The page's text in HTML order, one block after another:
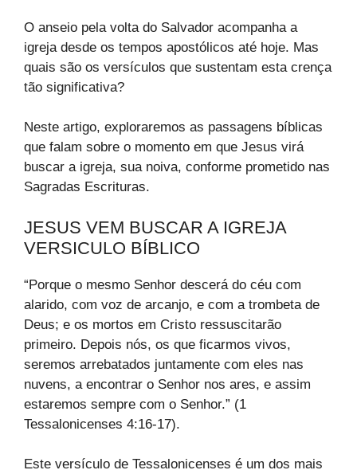
O anseio pela volta do Salvador acompanha a
igreja desde os tempos apostólicos até hoje. Mas
quais são os versículos que sustentam esta crença
tão significativa?
Neste artigo, exploraremos as passagens bíblicas
que falam sobre o momento em que Jesus virá
buscar a igreja, sua noiva, conforme prometido nas
Sagradas Escrituras.
JESUS VEM BUSCAR A IGREJA
VERSICULO BÍBLICO
“Porque o mesmo Senhor descerá do céu com
alarido, com voz de arcanjo, e com a trombeta de
Deus; e os mortos em Cristo ressuscitarão
primeiro. Depois nós, os que ficarmos vivos,
seremos arrebatados juntamente com eles nas
nuvens, a encontrar o Senhor nos ares, e assim
estaremos sempre com o Senhor.” (1
Tessalonicenses 4:16-17).
Este versículo de Tessalonicenses é um dos mais